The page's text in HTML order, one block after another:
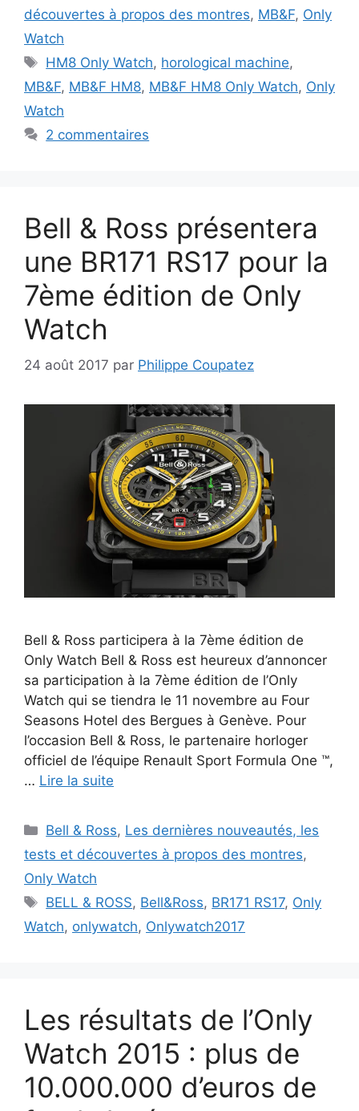
découvertes à propos des montres, MB&F, Only
Watch
Étiquettes
HM8 Only Watch, horological machine,
MB&F, MB&F HM8, MB&F HM8 Only Watch, Only
Watch
2 commentaires
Bell & Ross présentera
une BR171 RS17 pour la
7ème édition de Only
Watch
24 août 2017 par Philippe Coupatez
Bell & Ross participera à la 7ème édition de
Only Watch Bell & Ross est heureux d’annoncer
sa participation à la 7ème édition de l’Only
Watch qui se tiendra le 11 novembre au Four
Seasons Hotel des Bergues à Genève. Pour
l’occasion Bell & Ross, le partenaire horloger
officiel de l’équipe Renault Sport Formula One ™,
… Lire la suite
Catégories
Bell & Ross, Les dernières nouveautés, les
tests et découvertes à propos des montres,
Only Watch
Étiquettes
BELL & ROSS, Bell&Ross, BR171 RS17, Only
Watch, onlywatch, Onlywatch2017
Les résultats de l’Only
Watch 2015 : plus de
10.000.000 d’euros de